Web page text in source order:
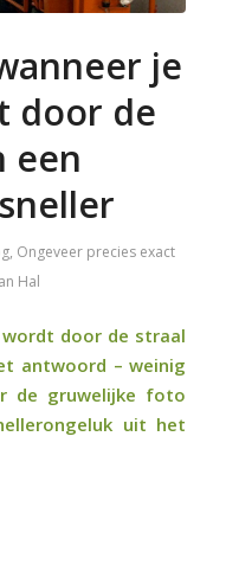
je
door de
een
, Ongeveer precies exact
Hal
door de straal
antwoord – weinig
de gruwelijke foto
uit het